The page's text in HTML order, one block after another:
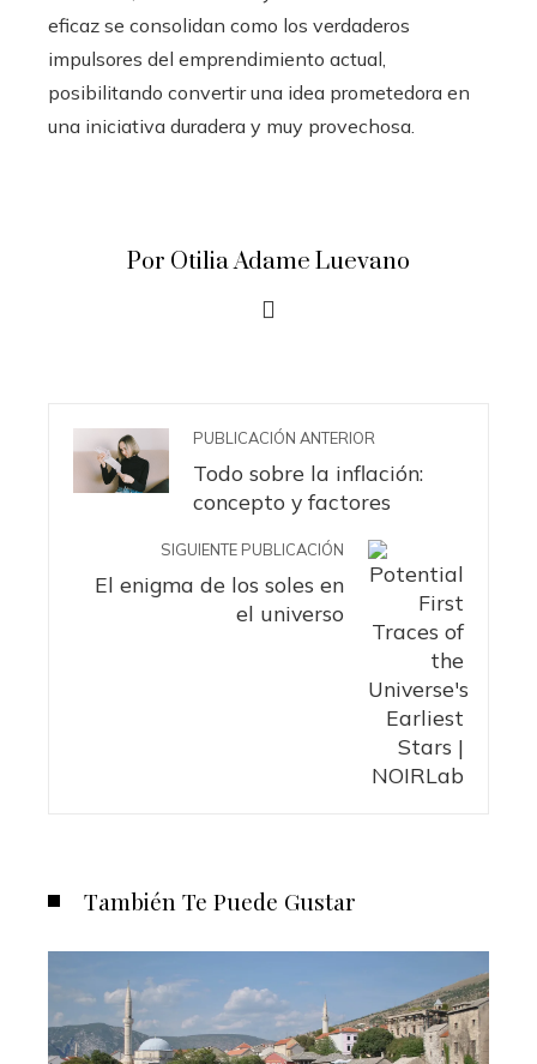
eficaz se consolidan como los verdaderos
impulsores del emprendimiento actual,
posibilitando convertir una idea prometedora en
una iniciativa duradera y muy provechosa.
Por Otilia Adame Luevano
PUBLICACIÓN ANTERIOR
Todo sobre la inflación:
concepto y factores
SIGUIENTE PUBLICACIÓN
El enigma de los soles en
el universo
También Te Puede Gustar